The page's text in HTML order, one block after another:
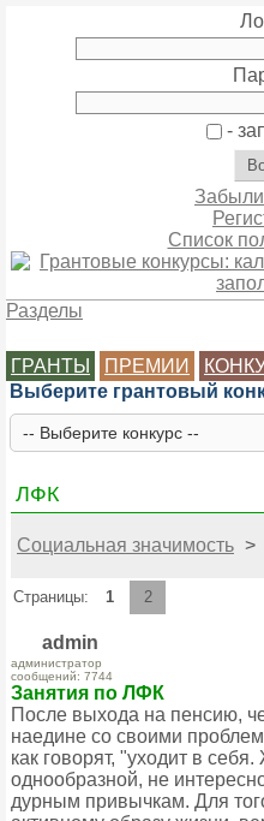
-
Список
Разделы
ГРАНТЫ ПРЕМИИ
Выберите грантовый
ЛФК
Социальная значимость >
Страницы: 1 2
admin
администратор
сообщений: 7744
Занятия по ЛФК
После выхода на пенсию,
наедине со своими
как говорят, "уходит в
однообразной, не
дурным привычкам. Для